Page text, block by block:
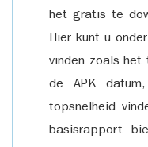
het gratis te
Hier kunt u
vinden zoals het
de APK
topsnelheid
basisrapport